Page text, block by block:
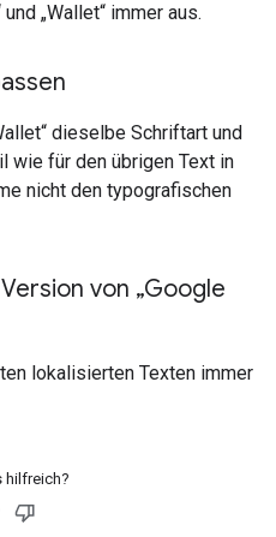
„Wallet“ immer aus.
dieselbe Schriftart und
wie für den übrigen Text in
nicht den typografischen
von „Google
lokalisierten Texten immer
hilfreich?